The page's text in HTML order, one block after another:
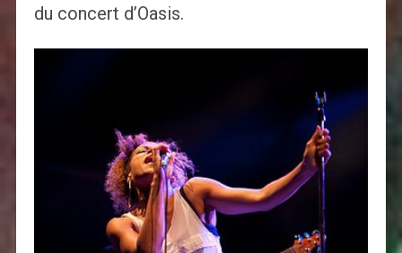
du concert d’Oasis.